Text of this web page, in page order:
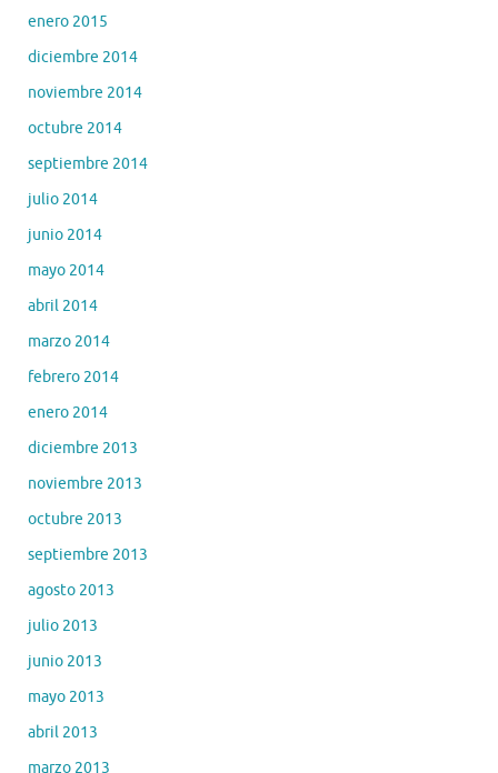
enero 2015
diciembre 2014
noviembre 2014
octubre 2014
septiembre 2014
julio 2014
junio 2014
mayo 2014
abril 2014
marzo 2014
febrero 2014
enero 2014
diciembre 2013
noviembre 2013
octubre 2013
septiembre 2013
agosto 2013
julio 2013
junio 2013
mayo 2013
abril 2013
marzo 2013